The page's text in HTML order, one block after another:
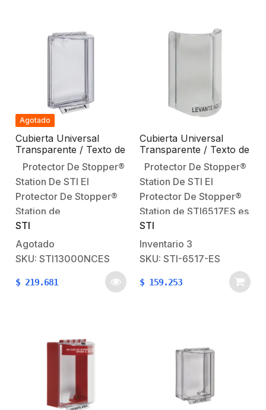
hoteles y edificios
Agotado
Cubierta Universal
Transparente / Texto de
Incendio en Español /
Sin Sirena / Bisagra
Resistente / Montaje Al
Ras
Protector De Stopper®
Station De STI El
Protector De Stopper®
Station de
STI13000NCES es un
protector de pared
diseñado para proteger
las estaciones de alarma
contra incendios de
policarbonato de alta
STI
Agotado
SKU: STI13000NCES
$ 219.681
Cubierta Universal
Transparente / Texto de
Levante Aquí en
Español / Sin Sirena /
Montaje Al Ras
Protector De Stopper®
Station De STI El
Protector De Stopper®
Station de STI6517ES es
un protector de pared
diseñado para proteger
las estaciones de alarma
daños físicos. Está
densidad que es
STI
Inventario 3
SKU: STI-6517-ES
$ 159.253